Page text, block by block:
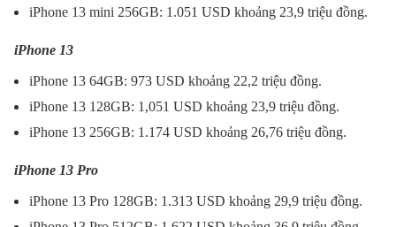
iPhone 13 mini 256GB: 1.051 USD khoảng 23,9 triệu đồng.
iPhone 13
iPhone 13 64GB: 973 USD khoảng 22,2 triệu đồng.
iPhone 13 128GB: 1,051 USD khoảng 23,9 triệu đồng.
iPhone 13 256GB: 1.174 USD khoảng 26,76 triệu đồng.
iPhone 13 Pro
iPhone 13 Pro 128GB: 1.313 USD khoảng 29,9 triệu đồng.